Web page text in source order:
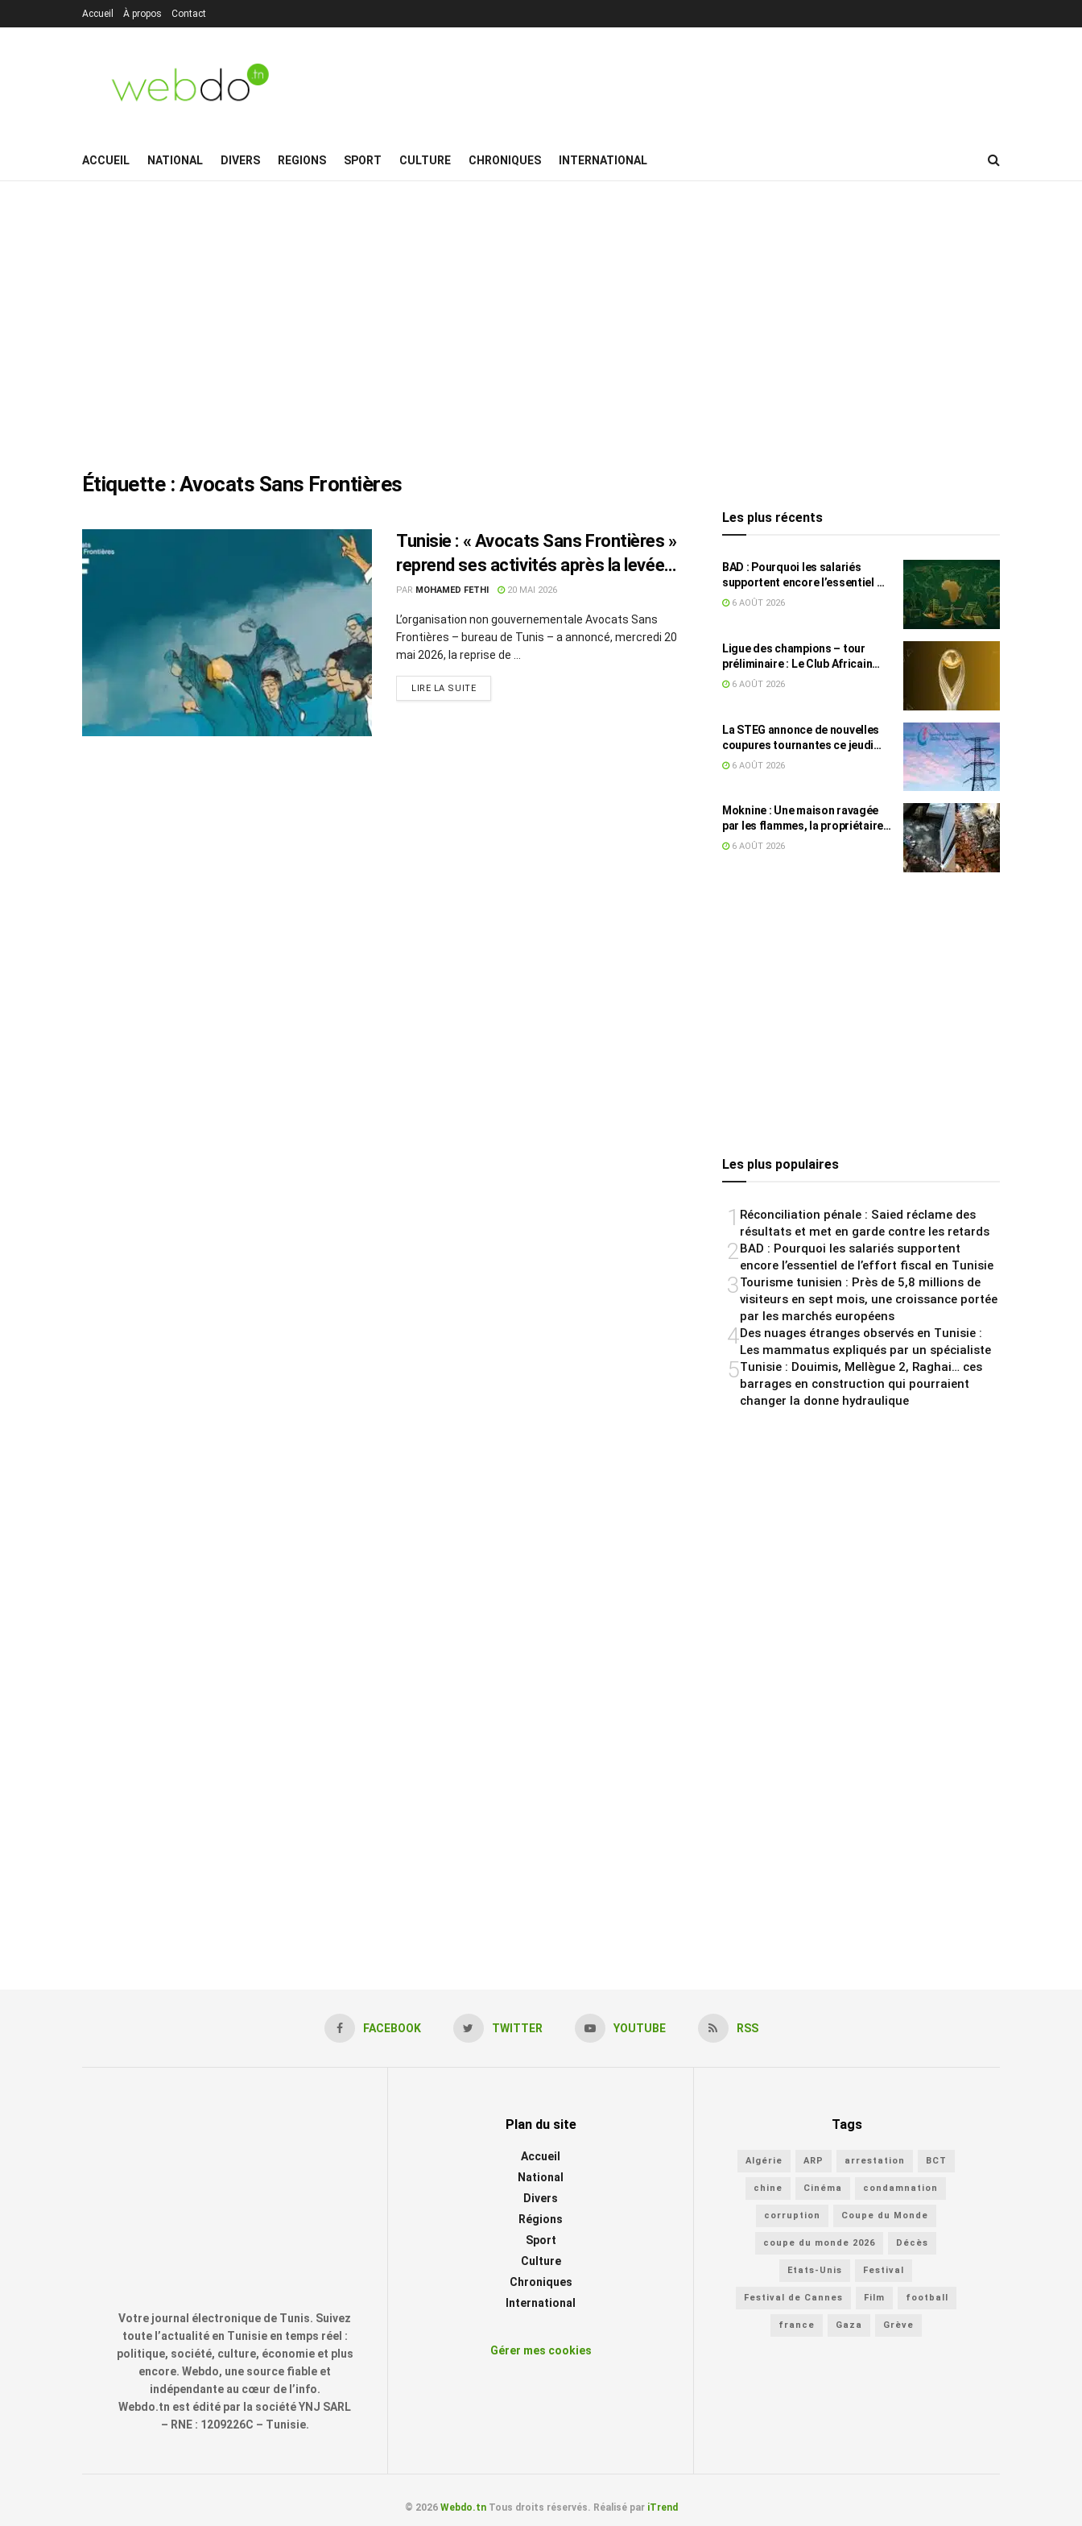
Accueil À propos Contact
ACCUEIL NATIONAL DIVERS REGIONS SPORT CULTURE CHRONIQUES INTERNATIONAL
Étiquette : Avocats Sans Frontières
Tunisie : « Avocats Sans Frontières »
reprend ses activités après la levée
de la suspension
PAR MOHAMED FETHI 20 MAI 2026
L’organisation non gouvernementale Avocats Sans
Frontières – bureau de Tunis – a annoncé, mercredi 20
mai 2026, la reprise de ...
LIRE LA SUITE
Les plus récents
BAD : Pourquoi les salariés
supportent encore l’essentiel de
l’effort fiscal en Tunisie
6 AOÛT 2026
Ligue des champions – tour
préliminaire : Le Club Africain
face au Djoliba AC
6 AOÛT 2026
La STEG annonce de nouvelles
coupures tournantes ce jeudi
dans plusieurs régions
6 AOÛT 2026
Moknine : Une maison ravagée
par les flammes, la propriétaire
accuse la STEG et la SONEDE
6 AOÛT 2026
Les plus populaires
1 Réconciliation pénale : Saied réclame des
résultats et met en garde contre les retards
2BAD : Pourquoi les salariés supportent
encore l’essentiel de l’effort fiscal en Tunisie
3Tourisme tunisien : Près de 5,8 millions de
visiteurs en sept mois, une croissance portée
par les marchés européens
4Des nuages étranges observés en Tunisie :
Les mammatus expliqués par un spécialiste
5Tunisie : Douimis, Mellègue 2, Raghai… ces
barrages en construction qui pourraient
changer la donne hydraulique
FACEBOOK TWITTER YOUTUBE RSS
Votre journal électronique de Tunis. Suivez
toute l’actualité en Tunisie en temps réel :
politique, société, culture, économie et plus
encore. Webdo, une source fiable et
indépendante au cœur de l’info.
Webdo.tn est édité par la société YNJ SARL
– RNE : 1209226C – Tunisie.
Plan du site
Accueil
National
Divers
Régions
Sport
Culture
Chroniques
International
Gérer mes cookies
Tags
Algérie ARP arrestation BCT
chine Cinéma condamnation
corruption Coupe du Monde
coupe du monde 2026 Décès
Etats-Unis Festival
Festival de Cannes Film football
france Gaza Grève
© 2026 Webdo.tnTous droits réservés. Réalisé par iTrend